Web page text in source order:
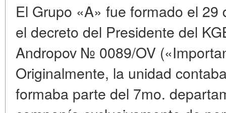
El Grupo «A» fue formado el
el decreto del Presidente del
Andropov № 0089/OV
Originalmente, la unidad
formaba parte del 7mo.